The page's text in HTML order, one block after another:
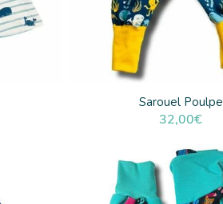
Sarouel Poulpe
32,00€